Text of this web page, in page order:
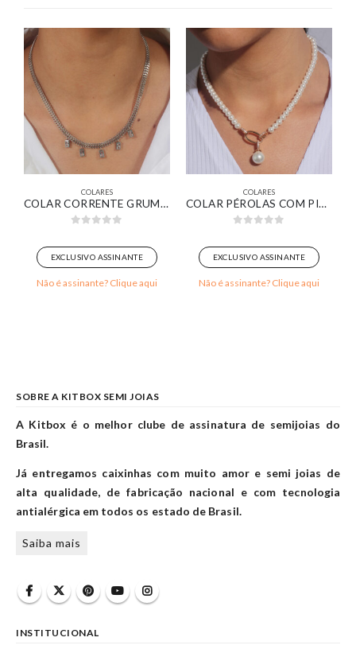
COLARES
COLAR CORRENTE GRUMET TEXTURIZADA COM PINGENTES RETANGULARES CRISTAL BANHADO EM OURO BRANCO
EXCLUSIVO ASSINANTE
Não é assinante? Clique aqui
COLARES
COLAR PÉROLAS COM PINGENTE ELOS OVAIS BANHADO EM OURO 18K
EXCLUSIVO ASSINANTE
Não é assinante? Clique aqui
SOBRE A KITBOX SEMI JOIAS
A Kitbox é o melhor clube de assinatura de semijoias do
Brasil.
Já entregamos caixinhas com muito amor e semi joias de
alta qualidade, de fabricação nacional e com tecnologia
antialérgica em todos os estado de Brasil.
Saiba mais
INSTITUCIONAL